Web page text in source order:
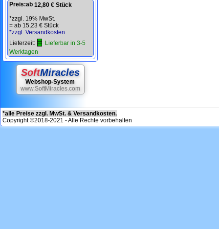
Preis:ab 12,80 € Stück
*zzgl. 19% MwSt.
= ab 15,23 € Stück
*zzgl. Versandkosten
Lieferzeit:
Lieferbar in 3-5
Werktagen
SoftMiracles
Webshop-System
www.SoftMiracles.com
*alle Preise zzgl. MwSt. & Versandkosten.
Copyright ©2018-2021 - Alle Rechte vorbehalten